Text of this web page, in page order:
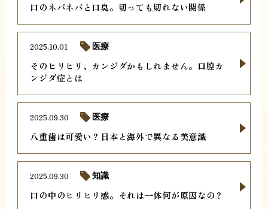
口のネバネバと口臭。切っても切れない関係
そのヒリヒリ、カンジダかもしれません。口腔カ
ンジダ症とは
2025.10.01 医療
八重歯は可愛い？日本と海外で異なる美意識
2025.09.30 医療
口の中のヒリヒリ感。それは一体何が原因なの？
2025.09.30 知識